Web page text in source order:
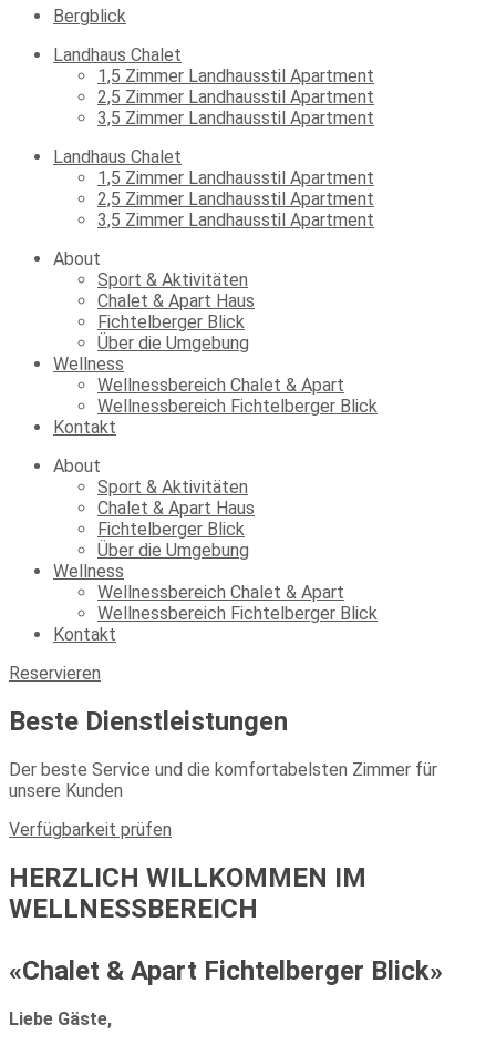
Bergblick
Landhaus Chalet
1,5 Zimmer Landhausstil Apartment
2,5 Zimmer Landhausstil Apartment
3,5 Zimmer Landhausstil Apartment
Landhaus Chalet
1,5 Zimmer Landhausstil Apartment
2,5 Zimmer Landhausstil Apartment
3,5 Zimmer Landhausstil Apartment
About
Sport & Aktivitäten
Chalet & Apart Haus
Fichtelberger Blick
Über die Umgebung
Wellness
Wellnessbereich Chalet & Apart
Wellnessbereich Fichtelberger Blick
Kontakt
About
Sport & Aktivitäten
Chalet & Apart Haus
Fichtelberger Blick
Über die Umgebung
Wellness
Wellnessbereich Chalet & Apart
Wellnessbereich Fichtelberger Blick
Kontakt
Reservieren
Beste Dienstleistungen
Der beste Service und die komfortabelsten Zimmer für
unsere Kunden
Verfügbarkeit prüfen
HERZLICH WILLKOMMEN IM
WELLNESSBEREICH
«Chalet & Apart Fichtelberger Blick»
Liebe Gäste,